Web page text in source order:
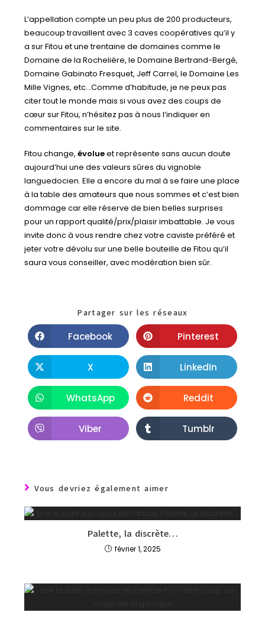
L’appellation compte un peu plus de 200 producteurs,
beaucoup travaillent avec 3 caves coopératives qu’il y
a sur Fitou et une trentaine de domaines comme le
Domaine de la Rochelière, le Domaine Bertrand-Bergé,
Domaine Gabinato Fresquet, Jeff Carrel, le Domaine Les
Mille Vignes, etc…Comme d’habitude, je ne peux pas
citer tout le monde mais si vous avez des coups de
cœur sur Fitou, n’hésitez pas à nous l’indiquer en
commentaires sur le site.
Fitou change,évolueet représente sans aucun doute
aujourd’hui une des valeurs sûres du vignoble
languedocien. Elle a encore du mal à se faire une place
à la table des amateurs que nous sommes et c’est bien
dommage car elle réserve de bien belles surprises
pour un rapport qualité/prix/plaisir imbattable. Je vous
invite donc à vous rendre chez votre caviste préféré et
jeter votre dévolu sur une belle bouteille de Fitou qu’il
saura vous conseiller, avec modération bien sûr.
Partager sur les réseaux
Facebook Pinterest
X LinkedIn
WhatsApp Reddit
Viber Tumblr
Vous devriez également aimer
Palette, la discrète…
février 1, 2025